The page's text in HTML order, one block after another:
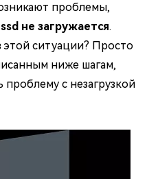
проблемы,
не загружается.
этой ситуации? Просто
ниже шагам,
с незагрузкой